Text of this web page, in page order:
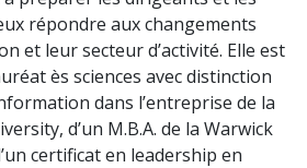
répondre aux changements
et leur secteur d’activité. Elle est
ès sciences avec distinction
dans l’entreprise de la
d’un M.B.A. de la Warwick
certificat en leadership en